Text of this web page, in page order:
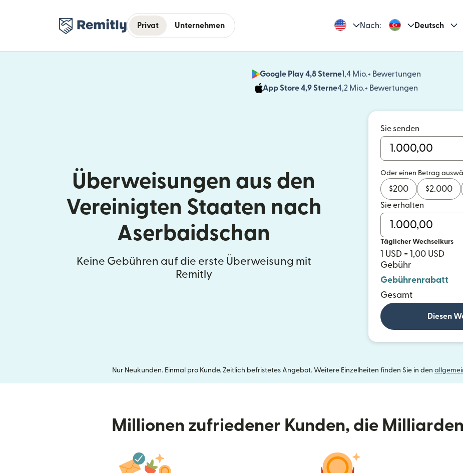
Privat Unternehmen Nach: Deutsch
Google Play 4,8 Sterne1,4 Mio.+ Bewertungen
App Store 4,9 Sterne4,2 Mio.+ Bewertungen
Überweisungen aus den
Vereinigten Staaten nach
Aserbaidschan
Keine Gebühren auf die erste Überweisung mit
Remitly
Sie senden
Oder einen Betrag
$200 $2.000
Sie erhalten
Täglicher Wechselkurs
1 USD = 1,00 USD
Gebühr
Gebührenrabatt
Gesamt
Diesen
Nur Neukunden. Einmal pro Kunde. Zeitlich befristetes Angebot. Weitere Einzelheiten finden Sie in den
Millionen zufriedener Kunden, die